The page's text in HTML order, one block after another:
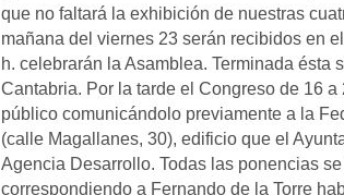
que no faltará la exhibición de nuestras
mañana del viernes 23 serán recibidos en
h. celebrarán la Asamblea. Terminada ésta
Cantabria. Por la tarde el Congreso de 16 a
público comunicándolo previamente a la
(calle Magallanes, 30), edificio que el
Agencia Desarrollo. Todas las ponencias
correspondiendo a Fernando de la Torre